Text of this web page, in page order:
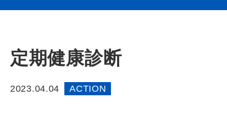
定期健康診断
2023.04.04 ACTION